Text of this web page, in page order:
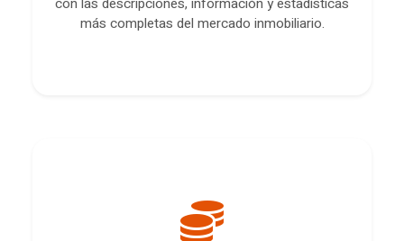
más completas del mercado inmobiliario.